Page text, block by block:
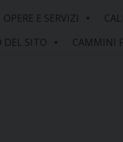
OPERE E SERVIZI
DEL SITO CAMMINI